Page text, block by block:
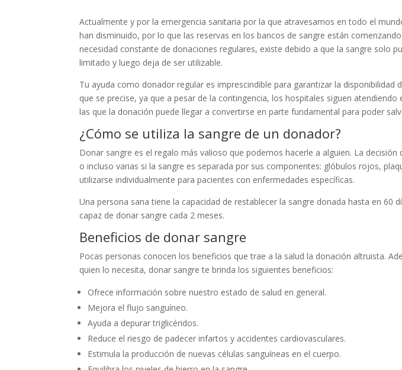
Actualmente y por la emergencia sanitaria por la que atravesamos en todo el
han disminuido, por lo que las reservas en los bancos de sangre están
necesidad constante de donaciones regulares, existe debido a que la sangre solo
limitado y luego deja de ser utilizable.
Tu ayuda como donador regular es imprescindible para garantizar la disponibilidad
que se precise, ya que a pesar de la contingencia, los hospitales siguen
las que la donación puede llegar a convertirse en parte fundamental para poder
¿Cómo se utiliza la sangre de un donador?
Donar sangre es el regalo más valioso que podemos hacerle a alguien. La decisión
o incluso varias si la sangre es separada por sus componentes: glóbulos rojos,
utilizarse individualmente para pacientes con enfermedades específicas.
Una persona sana tiene la capacidad de restablecer la sangre donada hasta en 60
capaz de donar sangre cada 2 meses.
Beneficios de donar sangre
Pocas personas conocen los beneficios que trae a la salud la donación altruista.
quien lo necesita, donar sangre te brinda los siguientes beneficios:
Ofrece información sobre nuestro estado de salud en general.
Mejora el flujo sanguíneo.
Ayuda a depurar triglicéridos.
Reduce el riesgo de padecer infartos y accidentes cardiovasculares.
Estimula la producción de nuevas células sanguíneas en el cuerpo.